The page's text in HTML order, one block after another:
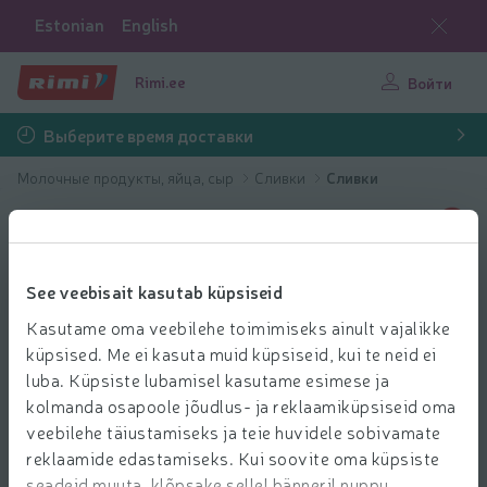
See veebisait kasutab küpsiseid
Kasutame oma veebilehe toimimiseks ainult vajalikke
küpsised. Me ei kasuta muid küpsiseid, kui te neid ei
luba. Küpsiste lubamisel kasutame esimese ja
kolmanda osapoole jõudlus- ja reklaamiküpsiseid oma
veebilehe täiustamiseks ja teie huvidele sobivamate
reklaamide edastamiseks. Kui soovite oma küpsiste
Estonian English
Rimi.ee Войти
Выберите время доставки
Молочные продукты, яйца, сыр Сливки Сливки